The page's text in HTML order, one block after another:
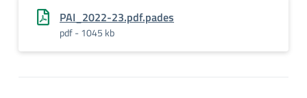
PAI_2022-23.pdf.pades
pdf - 1045 kb